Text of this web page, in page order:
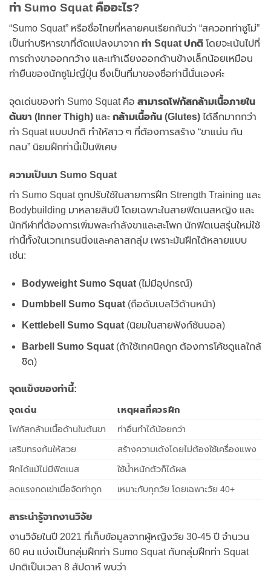
ท่า Sumo Squat คืออะไร?
“Sumo Squat” หรือชื่อไทยที่หลายคนเรียกกันว่า “สควอทท่าซูโม่”
เป็นท่าบริหารขาที่ดัดแปลงมาจาก ท่า Squat ปกติ โดยจะเน้นไปที่
การถ่างขาออกกว้าง และเท้าเฉียงออกด้านข้างเล็กน้อยเหมือน
ท่ายืนของนักซูโม่ญี่ปุ่น ซึ่งเป็นที่มาของชื่อท่านี้นั่นเองค่ะ
จุดเด่นของท่า Sumo Squat คือ สามารถโฟกัสกล้ามเนื้อภายใน
ต้นขา (Inner Thigh) และ กล้ามเนื้อก้น (Glutes) ได้ลึกมากกว่า
ท่า Squat แบบปกติ ทำให้สาว ๆ ที่ต้องการสร้าง “ขาแน่น ก้น
กลม” นิยมฝึกท่านี้เป็นพิเศษ
ความเป็นมา Sumo Squat
ท่า Sumo Squat ถูกปรับใช้ในสายการฝึก Strength Training และ
Bodybuilding มาหลายสิบปี โดยเฉพาะในสายฟิตเนสหญิง และ
นักกีฬาที่ต้องการเพิ่มพละกำลังขาและสะโพก นักฟิตเนสรุ่นใหม่ใช้
ท่านี้ทั้งในเวทเทรนนิ่งและคลาสกลุ่ม เพราะมันฝึกได้หลายแบบ
เช่น:
Bodyweight Sumo Squat(ไม่มีอุปกรณ์)
Dumbbell Sumo Squat(ถือดัมเบลไว้ด้านหน้า)
Kettlebell Sumo Squat(นิยมในสายฟังก์ชันนอล)
Barbell Sumo Squat(ถ้าใช้เทคนิคถูก ต้องการโค้ชดูแลใกล้
ชิด)
จุดแข็งของท่านี้:
จุดเด่น
เหตุผลที่ควรฝึก
โฟกัสกล้ามเนื้อด้านในต้นขา
ท่าอื่นทำได้น้อยกว่า
เสริมทรงก้นให้สวย สร้างความเด้งโดยไม่ต้องใช้เครื่องแพง
ฝึกได้แม้ไม่มีฟิตเนส ใช้น้ำหนักตัวก็ได้ผล
ลดแรงกดเข่าเมื่อจัดท่าถูก เหมาะกับทุกวัย โดยเฉพาะวัย 40+
สาระน่ารู้จากงานวิจัย
งานวิจัยในปี 2021 ที่เก็บข้อมูลจากผู้หญิงวัย 30-45 ปี จำนวน
60 คน แบ่งเป็นกลุ่มฝึกท่า Sumo Squat กับกลุ่มฝึกท่า Squat
ปกติเป็นเวลา 8 สัปดาห์ พบว่า